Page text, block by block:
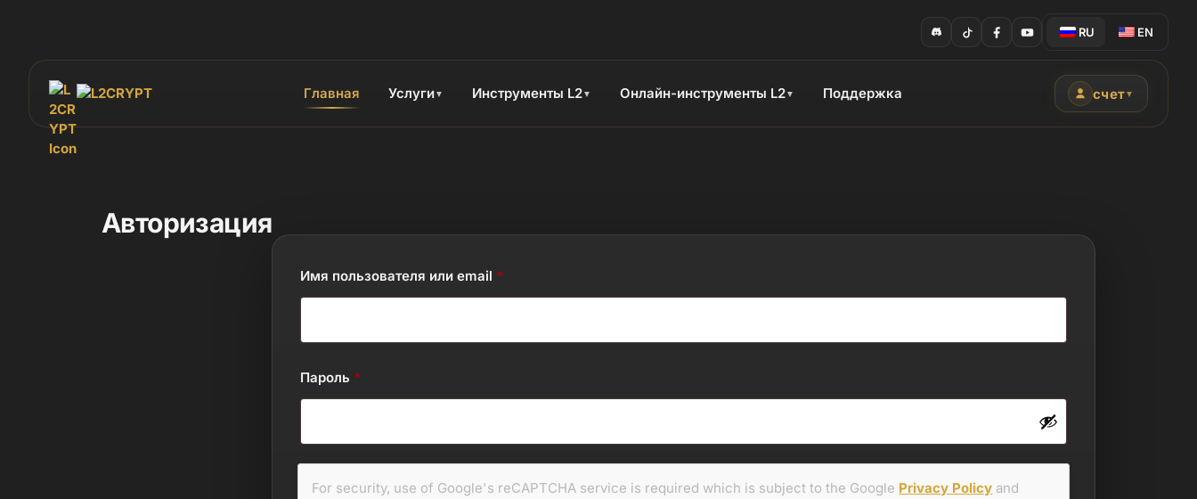
RU EN
Главная Услуги▼ Инструменты L2▼ Онлайн-инструменты L2▼ Поддержка счет▼
Авторизация
Имя пользователя или email *
Пароль *
For security, use of Google's reCAPTCHA service is required which is subject to the Google Privacy Policy and